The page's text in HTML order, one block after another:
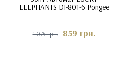
ELEPHANTS DI-801-6 Pongee
1 075 грн. 859 грн.